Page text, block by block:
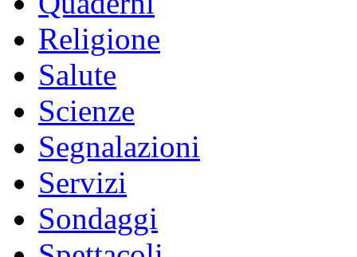
Religione
Salute
Scienze
Segnalazioni
Servizi
Sondaggi